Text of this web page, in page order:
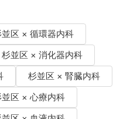
並区 × 循環器内科
杉並区 × 消化器内科
杉並区 × 腎臓内科
並区 × 心療内科